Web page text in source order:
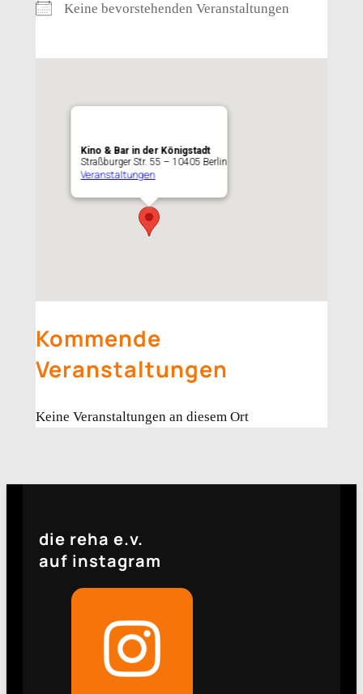
Keine bevorstehenden Veranstaltungen
Kino & Bar in der Königstadt
Straßburger Str. 55 – 10405 Berlin
Veranstaltungen
Kommende
Veranstaltungen
Keine Veranstaltungen an diesem Ort
die reha e.v.
auf instagram